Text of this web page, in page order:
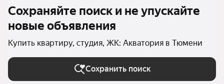
Сохраняйте поиск и не упускайте
новые объявления
Купить квартиру, студия, ЖК: Акватория в Тюмени
Сохранить поиск